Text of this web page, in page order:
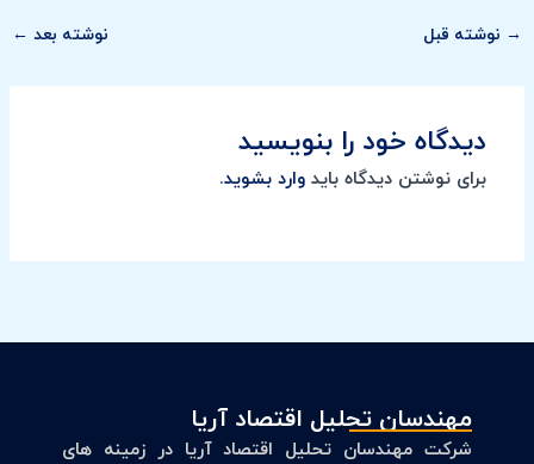
→ نوشته قبل نوشته بعد ←
دیدگاه‌ خود را بنویسید
برای نوشتن دیدگاه بایدوارد بشوید.
مهندسان تحلیل اقتصاد آریا
شرکت مهندسان تحلیل اقتصاد آریا در زمینه های